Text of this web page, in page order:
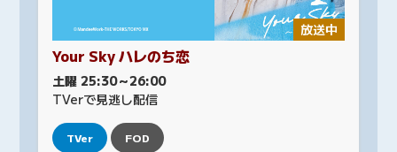
放送中
Your Sky ハレのち恋
土曜 25:30～26:00
TVerで見逃し配信
TVer FOD